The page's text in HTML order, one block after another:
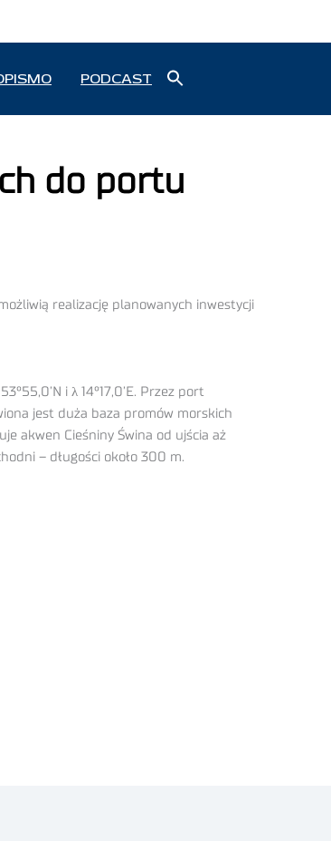
PODCAST
do portu
realizację planowanych inwestycji
i λ 14°17,0’E. Przez port
jest duża baza promów morskich
akwen Cieśniny Świna od ujścia aż
– długości około 300 m.